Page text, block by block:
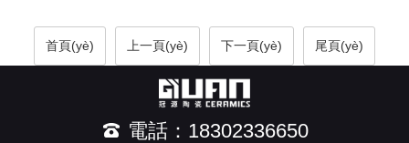
首頁(yè) 上一頁(yè) 下一頁(yè) 尾頁(yè)
電話：18302336650